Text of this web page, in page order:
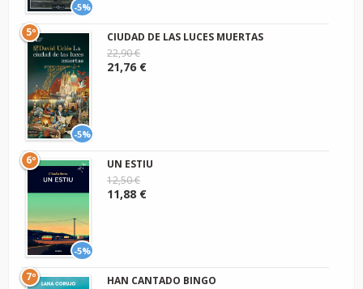
-5%
-5%
5º
CIUDAD DE LAS LUCES MUERTAS
22,90 €
21,76 €
-5%
6º
UN ESTIU
12,50 €
11,88 €
7º
HAN CANTADO BINGO